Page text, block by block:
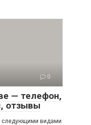
0
— телефон,
отзывы
следующими видами